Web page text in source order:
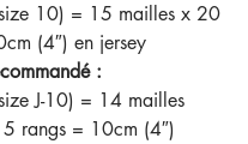
10) = 15 mailles x 20
(4″) en jersey
:
J-10) = 14 mailles
rangs = 10cm (4″)